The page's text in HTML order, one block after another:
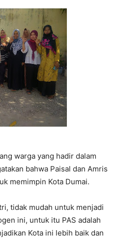
warga yang hadir dalam
bahwa Paisal dan Amris
memimpin Kota Dumai.
tidak mudah untuk menjadi
ini, untuk itu PAS adalah
Kota ini lebih baik dan